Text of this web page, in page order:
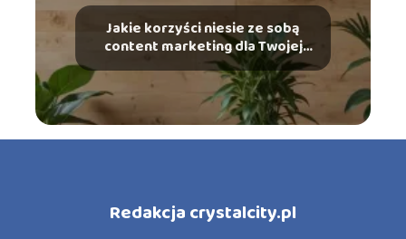
Jakie korzyści niesie ze sobą
content marketing dla Twojej
marki?
Redakcja crystalcity.pl